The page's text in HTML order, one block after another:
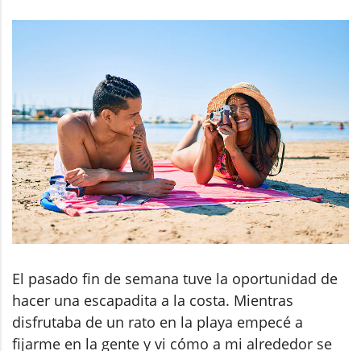
El pasado fin de semana tuve la oportunidad de
hacer una escapadita a la costa. Mientras
disfrutaba de un rato en la playa empecé a
fijarme en la gente y vi cómo a mi alrededor se